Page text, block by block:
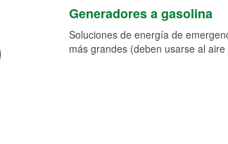
Generadores a gasolina
Soluciones de energía de
más grandes (deben usarse al aire